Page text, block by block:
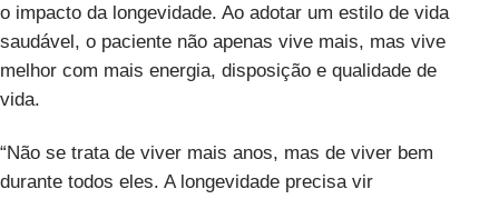
o impacto da longevidade. Ao adotar um estilo de vida
saudável, o paciente não apenas vive mais, mas vive
melhor com mais energia, disposição e qualidade de
vida.
“Não se trata de viver mais anos, mas de viver bem
durante todos eles. A longevidade precisa vir